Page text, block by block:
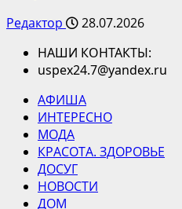
Редактор
28.07.2026
НАШИ КОНТАКТЫ:
uspex24.7@yandex.ru
АФИША
ИНТЕРЕСНО
МОДА
КРАСОТА. ЗДОРОВЬЕ
ДОСУГ
НОВОСТИ
ДОМ